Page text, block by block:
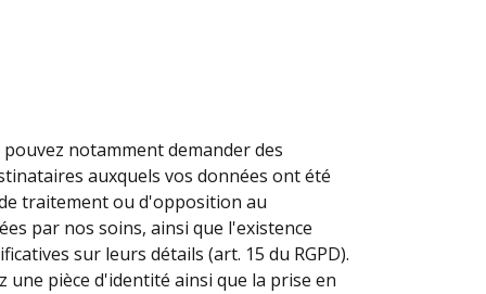
notamment demander des
auxquels vos données ont été
traitement ou d'opposition au
par nos soins, ainsi que l'existence
sur leurs détails (art. 15 du RGPD).
pièce d'identité ainsi que la prise en